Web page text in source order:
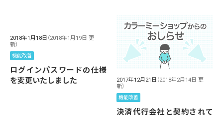
2018年1月18日 （2018年1月19日 更
新）
機能改善
ログインパスワードの仕様
を変更いたしました
2017年12月21日 （2018年2月14日 更
新）
機能改善
決済代行会社と契約されて